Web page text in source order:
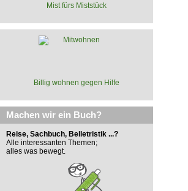
Mist fürs Miststück
Billig wohnen gegen Hilfe
Machen wir ein Buch?
Reise, Sachbuch, Belletristik ...?
Alle interessanten Themen;
alles was bewegt.